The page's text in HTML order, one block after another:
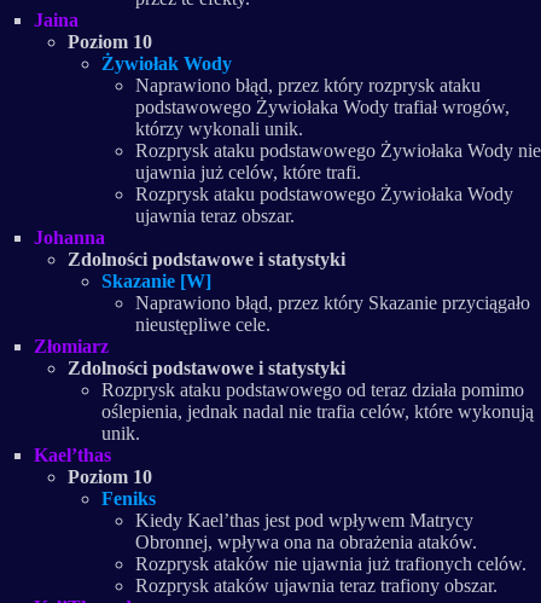
Jaina
Poziom 10
Żywiołak Wody
Naprawiono błąd, przez który rozprysk ataku
podstawowego Żywiołaka Wody trafiał wrogów,
którzy wykonali unik.
Rozprysk ataku podstawowego Żywiołaka Wody nie
ujawnia już celów, które trafi.
Rozprysk ataku podstawowego Żywiołaka Wody
ujawnia teraz obszar.
Johanna
Zdolności podstawowe i statystyki
Skazanie [W]
Naprawiono błąd, przez który Skazanie przyciągało
nieustępliwe cele.
Złomiarz
Zdolności podstawowe i statystyki
Rozprysk ataku podstawowego od teraz działa pomimo
oślepienia, jednak nadal nie trafia celów, które wykonują
unik.
Kael’thas
Poziom 10
Feniks
Kiedy Kael’thas jest pod wpływem Matrycy
Obronnej, wpływa ona na obrażenia ataków.
Rozprysk ataków nie ujawnia już trafionych celów.
Rozprysk ataków ujawnia teraz trafiony obszar.